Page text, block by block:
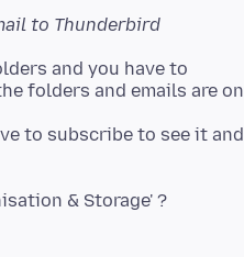
to Thunderbird
and you have to
folders and emails are on
to subscribe to see it and
& Storage' ?